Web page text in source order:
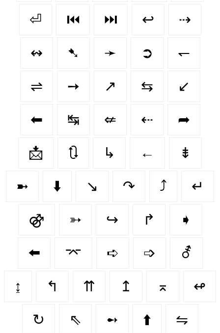
⏎ ⏮️ ⏭️ ↩ ⇢
↭ ➷ ➛ ➲ ↽
⇌ ➙ ↗ ⇆ ↙️
⬅ ↹ ⇍ ⇠ ➦
📩 🔃 ↳ ← ⇟
➼ ⬇️ ↘ ↷ ⤴ ↵
⚣ ➳ ↪️ ↱ ➧
⬅️ ⌤ ➪ ➩ ⚦
↨ ↰ ⇈ ↥ ⌅ ↫
↻ ⇖ ➻ ⬆️ ⇋